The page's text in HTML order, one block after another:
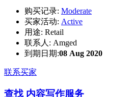
购买记录: Moderate
买家活动: Active
用途: Retail
联系人: Amged
到期日期:08 Aug 2020
联系买家
查找 内容写作服务